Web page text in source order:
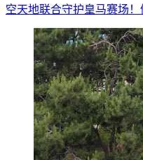
空天地联合守护皇马赛场